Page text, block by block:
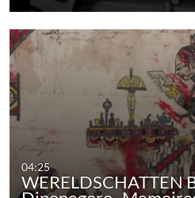
04:25
WERELDSCHATTEN